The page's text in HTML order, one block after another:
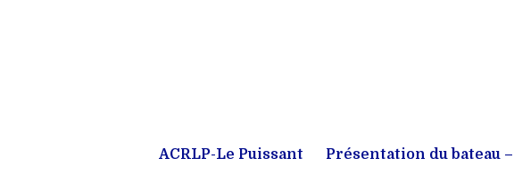
ACRLP-Le Puissant Présentation du bateau